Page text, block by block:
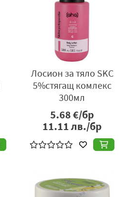
Лосион за тяло SKC
5%стягащ комлекс
300мл
5.68€/бр
11.11лв./бр